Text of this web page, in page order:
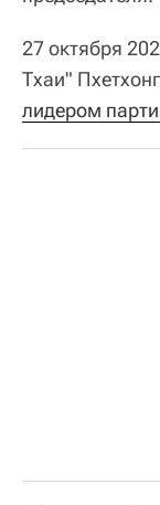
27 октября
Тхаи"
лидером